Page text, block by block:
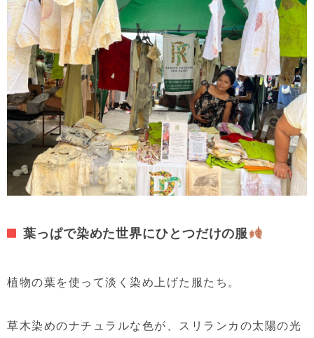
葉っぱで染めた世界にひとつだけの服
植物の葉を使って淡く染め上げた服たち。
草木染めのナチュラルな色が、スリランカの太陽の光